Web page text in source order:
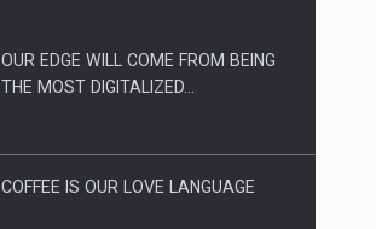
Webinar - Business Evolution-
OUR EDGE WILL COME FROM BEING
THE MOST DIGITALIZED…
COFFEE IS OUR LOVE LANGUAGE